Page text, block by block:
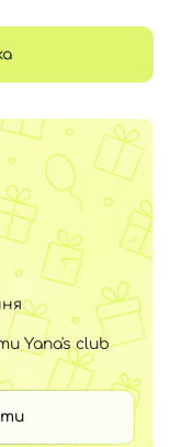
Yana's club